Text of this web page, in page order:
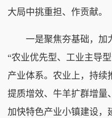
大局中挑重担、作贡献。
一是聚焦夯基础，加
“农业优先型、工业主导
产业体系。农业上，持续
提质增效、牛羊扩群增量
加快特色产业小镇建设，